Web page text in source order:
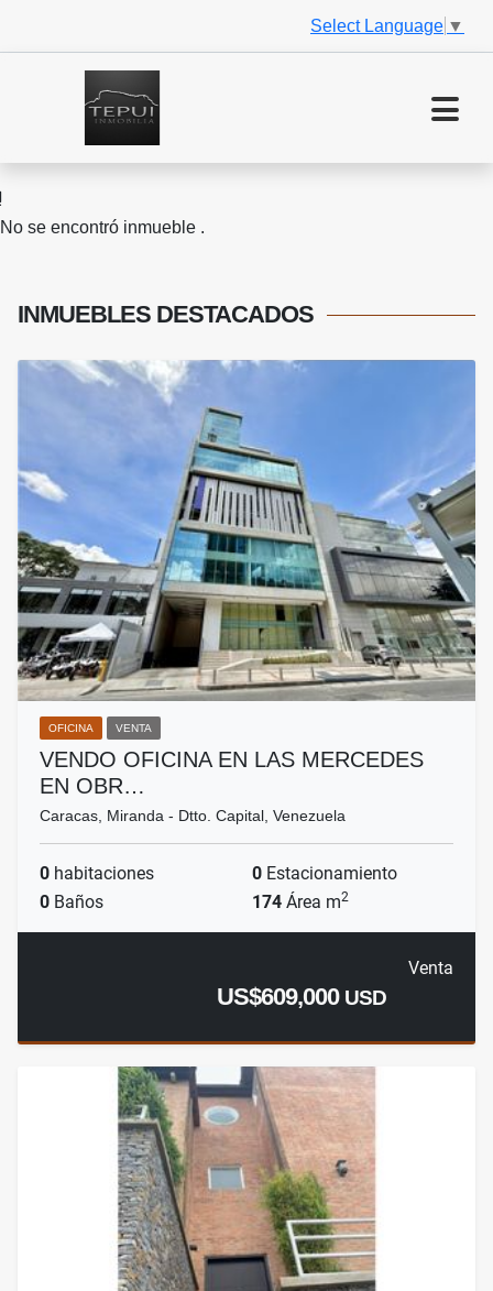
Select Language ▼
No se encontró inmueble .
INMUEBLES DESTACADOS
OFICINA VENTA
VENDO OFICINA EN LAS MERCEDES
EN OBR…
Caracas, Miranda - Dtto. Capital, Venezuela
0 habitaciones 0 Estacionamiento
0 Baños 174 Área m2
Venta
US$609,000 USD